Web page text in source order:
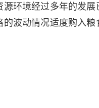
环境经过多年的发展
波动情况适度购入粮